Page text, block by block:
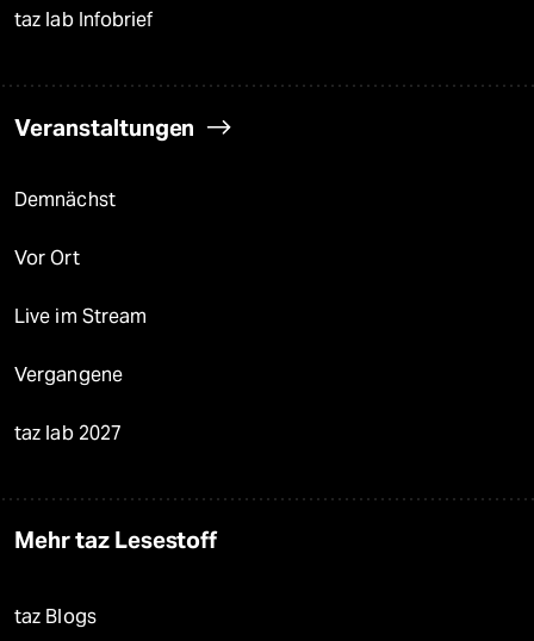
taz lab Infobrief
Veranstaltungen
Demnächst
Vor Ort
Live im Stream
Vergangene
taz lab 2027
Mehr taz Lesestoff
taz Blogs